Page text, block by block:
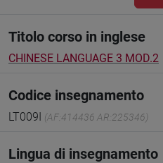
Titolo corso in inglese
CHINESE LANGUAGE 3 MOD.2
Codice insegnamento
LT009I (AF:414436 AR:225346)
Lingua di insegnamento